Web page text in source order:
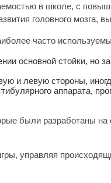
в школе, с
головного мозга,
часто
основной стойки, но
и левую стороны,
аппарата,
были разработаны на
управляя